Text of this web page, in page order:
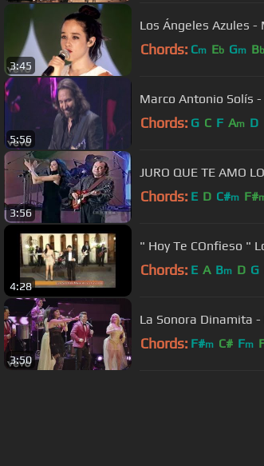
3:45
Los Ángeles Azules
Chords: Cm Eb Gm Bb
5:56
Marco Antonio Solís -
Chords: G C F Am D
3:56
JURO QUE TE AMO
Chords: E D C#m F#
4:28
" Hoy Te COnfieso "
Chords: E A Bm D G
3:50
La Sonora Dinamita
Chords: F#m C# Fm